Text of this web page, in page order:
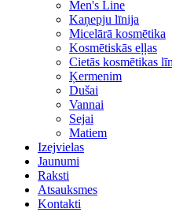
Men's Line
Kaņepju līnija
Micelārā kosmētika
Kosmētiskās eļļas
Cietās kosmētikas
Ķermenim
Dušai
Vannai
Sejai
Matiem
Izejvielas
Jaunumi
Raksti
Atsauksmes
Kontakti